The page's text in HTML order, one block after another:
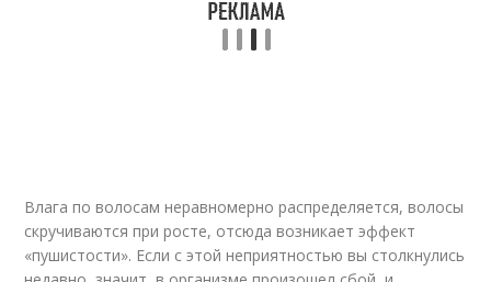
Влага по волосам неравномерно распределяется, волосы
скручиваются при росте, отсюда возникает эффект
«пушистости». Если с этой неприятностью вы столкнулись